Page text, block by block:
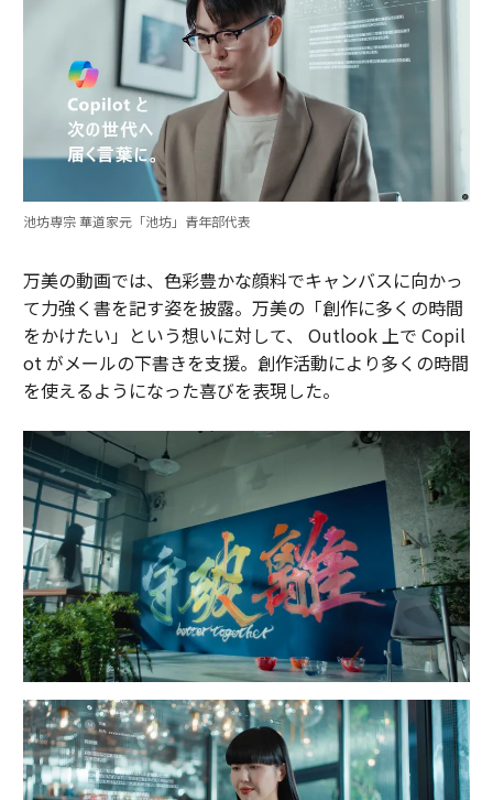
池坊専宗 華道家元「池坊」青年部代表
万美の動画では、色彩豊かな顔料でキャンバスに向かっ
て力強く書を記す姿を披露。万美の「創作に多くの時間
をかけたい」という想いに対して、 Outlook 上で Copil
ot がメールの下書きを支援。創作活動により多くの時間
を使えるようになった喜びを表現した。